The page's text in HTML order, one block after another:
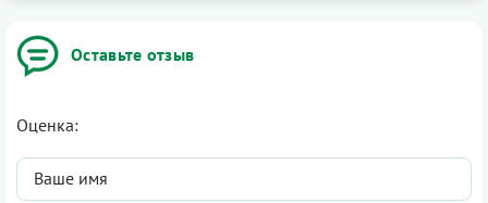
Оставьте отзыв
Оценка: